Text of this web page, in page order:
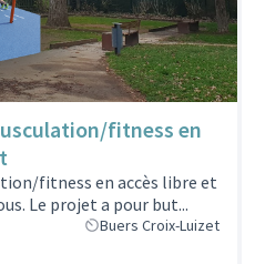
fitness en
fitness en accès libre et
Le projet a pour but...
Buers Croix-Luizet